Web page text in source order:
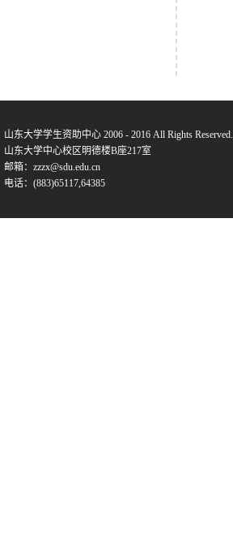
山东大学学生资助中心 2006 - 2016 All Rights Reserved.
山东大学中心校区明德楼B座217室
邮箱：zzzx@sdu.edu.cn
电话：(883)65117,64385